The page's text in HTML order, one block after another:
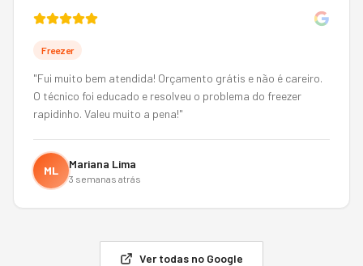
Freezer
"Fui muito bem atendida! Orçamento grátis e não é careiro.
O técnico foi educado e resolveu o problema do freezer
rapidinho. Valeu muito a pena!"
ML Mariana Lima
3 semanas atrás
Ver todas no Google